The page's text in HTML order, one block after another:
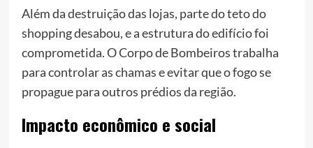
Além da destruição das lojas, parte do teto do
shopping desabou, e a estrutura do edifício foi
comprometida. O Corpo de Bombeiros trabalha
para controlar as chamas e evitar que o fogo se
propague para outros prédios da região.
Impacto econômico e social